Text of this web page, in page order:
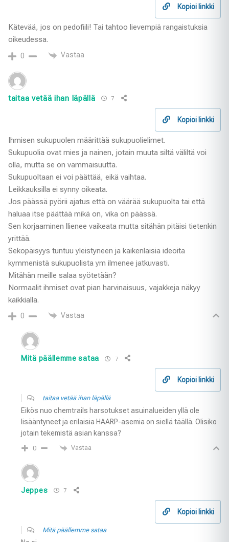
Kopioi linkki
Kätevää, jos on pedofiili! Tai tahtoo lievempiä rangaistuksia
oikeudessa.
0 Vastaa
taitaa vetää ihan läpällä 7
Kopioi linkki
Ihmisen sukupuolen määrittää sukupuolielimet.
Sukupuolia ovat mies ja nainen, jotain muuta siltä väliltä voi
olla, mutta se on vammaisuutta.
Sukupuoltaan ei voi päättää, eikä vaihtaa.
Leikkauksilla ei synny oikeata.
Jos päässä pyörii ajatus että on väärää sukupuolta tai että
haluaa itse päättää mikä on, vika on päässä.
Sen korjaaminen llienee vaikeata mutta sitähän pitäisi tietenkin
yrittää.
Sekopäisyys tuntuu yleistyneen ja kaikenlaisia ideoita
kymmenistä sukupuolista ym ilmenee jatkuvasti.
Mitähän meille salaa syötetään?
Normaalit ihmiset ovat pian harvinaisuus, vajakkeja näkyy
kaikkialla.
0 Vastaa
Mitä päällemme sataa 7
Kopioi linkki
taitaa vetää ihan läpällä
Eikös nuo chemtrails harsotukset asuinalueiden yllä ole
lisääntyneet ja erilaisia HAARP-asemia on siellä täällä. Olisiko
jotain tekemistä asian kanssa?
0 Vastaa
Jeppes 7
Kopioi linkki
Mitä päällemme sataa